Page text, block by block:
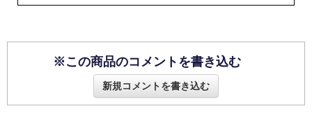
※この商品のコメントを書き込む
新規コメントを書き込む